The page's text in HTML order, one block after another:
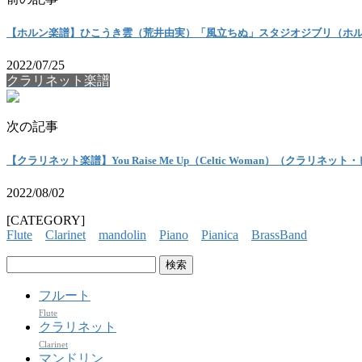
【ホルン楽譜】ひこうき雲（荒井由実）「風立ちぬ」スタジオジブリ（ホ
2022/07/25
クラリネット楽譜
次の記事
【クラリネット楽譜】You Raise Me Up（Celtic Woman）（クラリネット・
2022/08/02
[CATEGORY]
Flute
Clarinet mandolin Piano Pianica
BrassBand
フルート
Flute
クラリネット
Clarinet
マンドリン